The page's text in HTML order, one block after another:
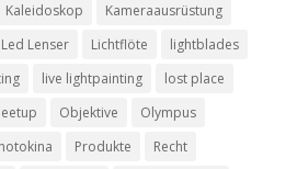
Kaleidoskop
Kameraausrüstung
Led Lenser Lichtflöte
lightblades
live lightpainting
lost place
Objektive
Olympus
Produkte Recht